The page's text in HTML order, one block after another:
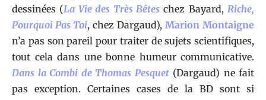
dessinées (La Vie des Très Bêtes chez Bayard, Riche,
Pourquoi Pas Toi, chez Dargaud), Marion Montaigne
n’a pas son pareil pour traiter de sujets scientifiques,
tout cela dans une bonne humeur communicative.
Dans la Combi de Thomas Pesquet(Dargaud) ne fait
pas exception. Certaines cases de la BD sont si